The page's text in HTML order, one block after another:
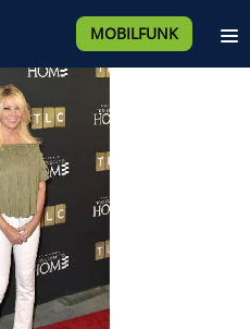
MOBILFUNK